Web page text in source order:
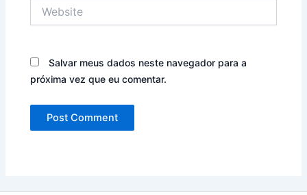
Salvar meus dados neste navegador para a
próxima vez que eu comentar.